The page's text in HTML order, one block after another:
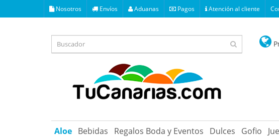
Nosotros Envíos Aduanas Pagos Atención al cliente
Aloe Bebidas Regalos Boda y Eventos Dulces Gofio